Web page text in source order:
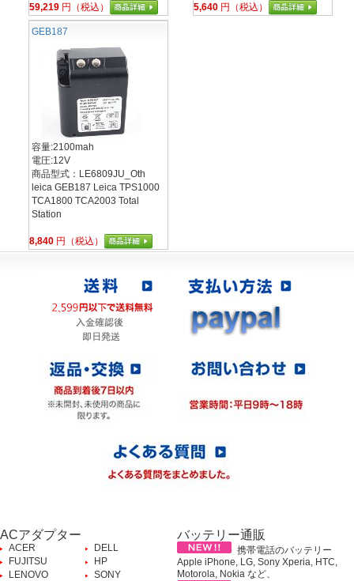
59,219 円（税込） 5,640 円（税込）
GEB187
容量:2100mah
電圧:12V
商品型式：LE6809JU_Oth
leica GEB187 Leica TPS1000
TCA1800 TCA2003 Total
Station
8,840 円（税込）
ACアダプター
ACER
DELL
FUJITSU
HP
LENOVO
SONY
バッテリー通販
携帯電話のバッテリー
Apple iPhone, LG, Sony Xperia, HTC,
Motorola, Nokia など、